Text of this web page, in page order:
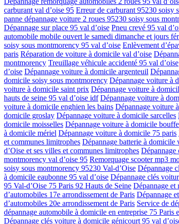
carburant val d’oise 95 Erreur de carburant 95230 soisy
panne dépannage voiture 2 roues 95230 soisy sous
Dépannage sur place 95 val d’oise Pneu crevé 95 val
automobile mobile ouvert le samedi dimanche et jours
soisy sous montmorency 95 val d’oise Enlèvement
paris Réparation de voiture à domicile val d’oise
montmorency Treuillage véhicule accidenté 95 val d’oise
d’oise Dépannage voiture à domicile argenteuil
domicile soisy sous montmorency Dépannage voiture à
voiture à domicile saint prix Dépannage voiture à
hauts de seine 95 val d’oise idf Dépannage voiture à
voiture à domicile enghien les bains Dépannage voiture
domicile groslay Dépannage voiture à domicile sarcelles
domicile moisselles Dépannage voiture à domicile
à domicile mériel Dépannage voiture à domicile 75 paris
et communes limitrophes Dépannage batterie à domicile
d’Oise et ses villes et communes limitrophes Dépannage
montmorency val d’oise 95 Remorquage scooter mp3
soisy sous montmorency 95230 Val-d’Oise Dépannage
à domicile eaubonne 95 val d’oise Dépannage clés
95 Val-d’Oise 75 Paris 92 Hauts de Seine Dépannage et
d’automobiles 17e arrondissement de Paris Dépannage
d’automobiles 20e arrondissement de Paris Service de
dépannage automobile à domicile en entreprise 75 Paris
Dépannage clés voiture à domicile génicourt 95 val